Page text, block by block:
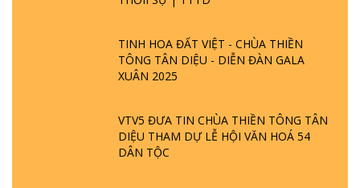
TINH HOA ĐẤT VIỆT - CHÙA THIỀN
TÔNG TÂN DIỆU - DIỄN ĐÀN GALA
XUÂN 2025
VTV5 ĐƯA TIN CHÙA THIỀN TÔNG TÂN
DIỆU THAM DỰ LỄ HỘI VĂN HOÁ 54
DÂN TỘC